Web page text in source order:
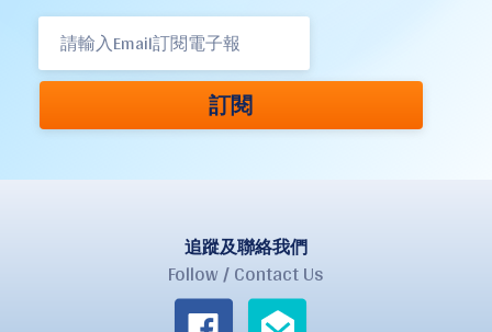
訂閱
追蹤及聯絡我們
Follow / Contact Us